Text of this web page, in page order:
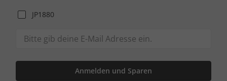
JP1880
Anmelden und Sparen